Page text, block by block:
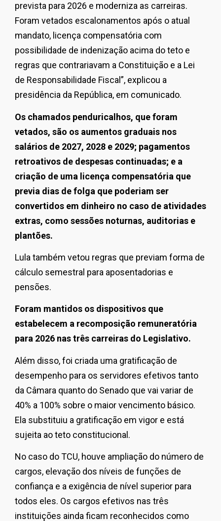
prevista para 2026 e moderniza as carreiras.
Foram vetados escalonamentos após o atual
mandato, licença compensatória com
possibilidade de indenização acima do teto e
regras que contrariavam a Constituição e a Lei
de Responsabilidade Fiscal”, explicou a
presidência da República, em comunicado.
Os chamados penduricalhos, que foram
vetados, são os aumentos graduais nos
salários de 2027, 2028 e 2029; pagamentos
retroativos de despesas continuadas; e a
criação de uma licença compensatória que
previa dias de folga que poderiam ser
convertidos em dinheiro no caso de atividades
extras, como sessões noturnas, auditorias e
plantões.
Lula também vetou regras que previam forma de
cálculo semestral para aposentadorias e
pensões.
Foram mantidos os dispositivos que
estabelecem a recomposição remuneratória
para 2026 nas três carreiras do Legislativo.
Além disso, foi criada uma gratificação de
desempenho para os servidores efetivos tanto
da Câmara quanto do Senado que vai variar de
40% a 100% sobre o maior vencimento básico.
Ela substituiu a gratificação em vigor e está
sujeita ao teto constitucional.
No caso do TCU, houve ampliação do número de
cargos, elevação dos níveis de funções de
confiança e a exigência de nível superior para
todos eles. Os cargos efetivos nas três
instituições ainda ficam reconhecidos como